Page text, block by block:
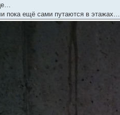
пока ещё сами путаются в